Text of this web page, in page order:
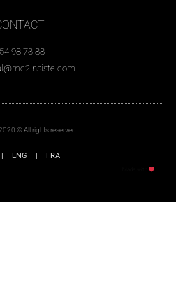
98 73 88
© All rights reserved
ENG FRA